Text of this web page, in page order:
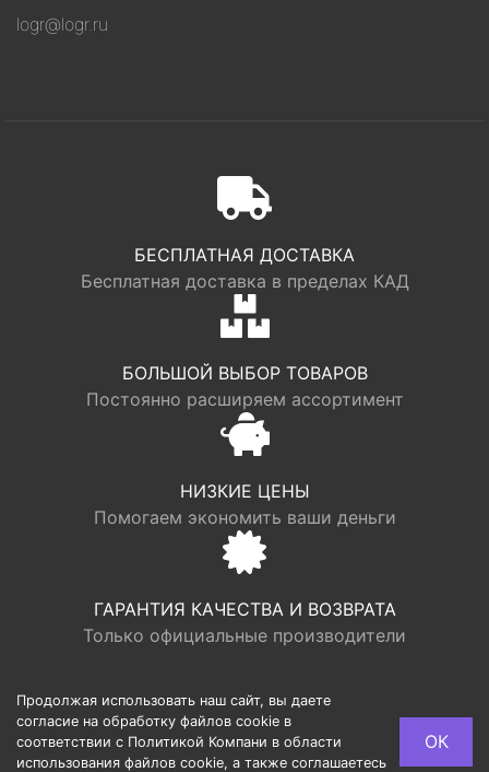
logr@logr.ru
БЕСПЛАТНАЯ ДОСТАВКА
Бесплатная доставка в пределах КАД
БОЛЬШОЙ ВЫБОР ТОВАРОВ
Постоянно расширяем ассортимент
НИЗКИЕ ЦЕНЫ
Помогаем экономить ваши деньги
ГАРАНТИЯ КАЧЕСТВА И ВОЗВРАТА
Только официальные производители
© LOGR | ООО “ФАБРИК ХАУС”, ОГРН 1117746193949,
ИНН 7713725002, Юридический адрес: 127540, г.
Продолжая использовать наш сайт, вы даете
согласие на обработку файлов cookie в
соответствии с Политикой Компани в области
использования файлов cookie, а также соглашаетесь
ОК